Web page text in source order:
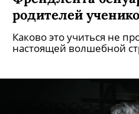
Френдлента
родителей учеников
Каково это учиться не